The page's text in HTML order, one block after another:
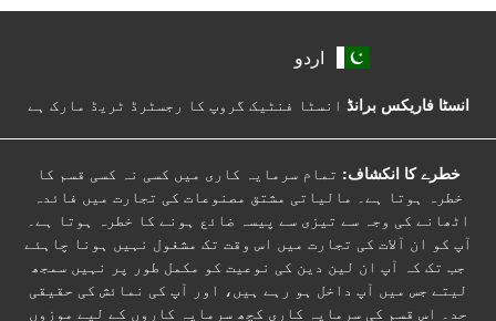
اردو
انسٹا فاریکس برانڈ انسٹا فنٹیک گروپ کا رجسٹرڈ ٹریڈ مارک ہے
خطرے کا انکشاف: تمام سرمایہ کاری میں کسی نہ کسی قسم کا
خطرہ ہوتا ہے۔ مالیاتی مشتق مصنوعات کی تجارت میں فائدہ
اٹھانے کی وجہ سے تیزی سے پیسہ ضائع ہونے کا خطرہ ہوتا ہے۔
آپ کو ان آلات کی تجارت میں اس وقت تک مشغول نہیں ہونا چاہئے
جب تک کہ آپ ان لین دین کی نوعیت کو مکمل طور پر نہیں سمجھ
لیتے جس میں آپ داخل ہو رہے ہیں، اور آپ کی نمائش کی حقیقی
حد۔ اس قسم کی سرمایہ کاری کچھ سرمایہ کاروں کے لیے موزوں